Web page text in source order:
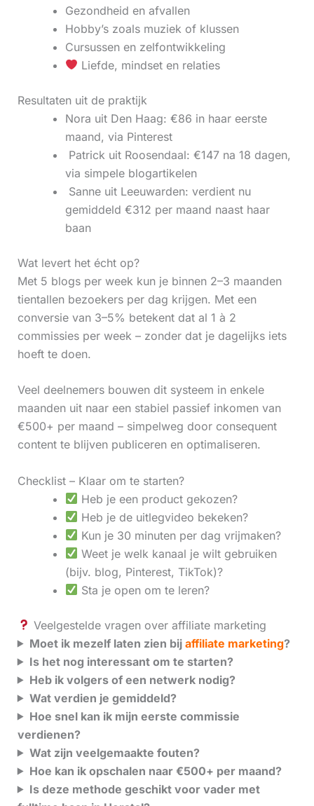
Gezondheid en afvallen
Hobby’s zoals muziek of klussen
Cursussen en zelfontwikkeling
Liefde, mindset en relaties
Resultaten uit de praktijk
Nora uit Den Haag: €86 in haar eerste
maand, via Pinterest
‍ Patrick uit Roosendaal: €147 na 18 dagen,
via simpele blogartikelen
‍ Sanne uit Leeuwarden: verdient nu
gemiddeld €312 per maand naast haar
baan
Wat levert het écht op?
Met 5 blogs per week kun je binnen 2–3 maanden
tientallen bezoekers per dag krijgen. Met een
conversie van 3–5% betekent dat al 1 à 2
commissies per week – zonder dat je dagelijks iets
hoeft te doen.
Veel deelnemers bouwen dit systeem in enkele
maanden uit naar een stabiel passief inkomen van
€500+ per maand – simpelweg door consequent
content te blijven publiceren en optimaliseren.
Checklist – Klaar om te starten?
Heb je een product gekozen?
Heb je de uitlegvideo bekeken?
Kun je 30 minuten per dag vrijmaken?
Weet je welk kanaal je wilt gebruiken
(bijv. blog, Pinterest, TikTok)?
Sta je open om te leren?
Veelgestelde vragen over affiliate marketing
Moet ik mezelf laten zien bij affiliate marketing?
Is het nog interessant om te starten?
Heb ik volgers of een netwerk nodig?
Wat verdien je gemiddeld?
Hoe snel kan ik mijn eerste commissie
verdienen?
Wat zijn veelgemaakte fouten?
Hoe kan ik opschalen naar €500+ per maand?
Is deze methode geschikt voor vader met